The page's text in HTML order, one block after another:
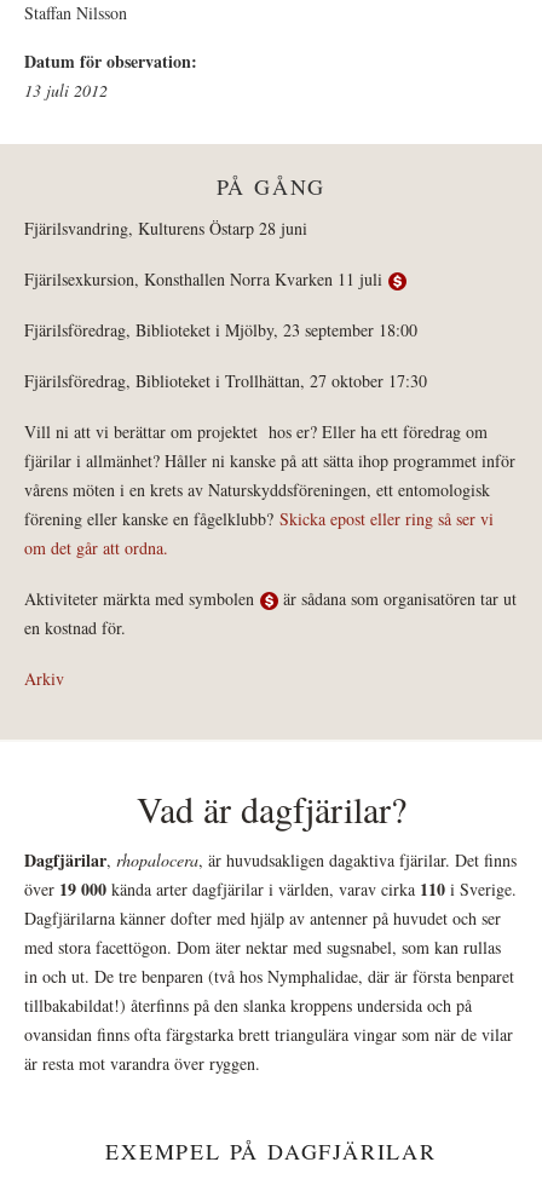
Staffan Nilsson
Datum för observation:
13 juli 2012
PÅ GÅNG
Fjärilsvandring, Kulturens Östarp 28 juni
Fjärilsexkursion, Konsthallen Norra Kvarken 11 juli
Fjärilsföredrag, Biblioteket i Mjölby, 23 september 18:00
Fjärilsföredrag, Biblioteket i Trollhättan, 27 oktober 17:30
Vill ni att vi berättar om projektet hos er? Eller ha ett föredrag om
fjärilar i allmänhet? Håller ni kanske på att sätta ihop programmet inför
vårens möten i en krets av Naturskyddsföreningen, ett entomologisk
förening eller kanske en fågelklubb? Skicka epost eller ring så ser vi
om det går att ordna.
Aktiviteter märkta med symbolen
är sådana som organisatören tar ut
en kostnad för.
Arkiv
Vad är dagfjärilar?
Dagfjärilar, rhopalocera, är huvudsakligen dagaktiva fjärilar. Det finns
över 19 000 kända arter dagfjärilar i världen, varav cirka 110 i Sverige.
Dagfjärilarna känner dofter med hjälp av antenner på huvudet och ser
med stora facettögon. Dom äter nektar med sugsnabel, som kan rullas
in och ut. De tre benparen (två hos Nymphalidae, där är första benparet
tillbakabildat!) återfinns på den slanka kroppens undersida och på
ovansidan finns ofta färgstarka brett triangulära vingar som när de vilar
är resta mot varandra över ryggen.
EXEMPEL PÅ DAGFJÄRILAR